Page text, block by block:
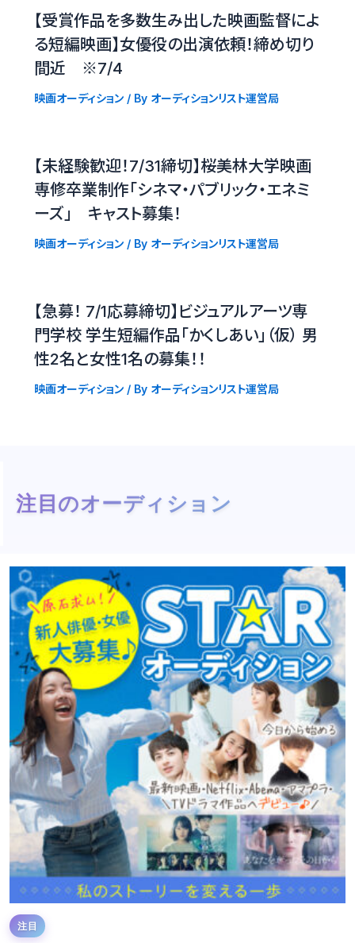
【受賞作品を多数生み出した映画監督によ
る短編映画】女優役の出演依頼！締め切り
間近 ※7/4
映画オーディション/ By オーディションリスト運営局
【未経験歓迎！7/31締切】桜美林大学映画
専修卒業制作「シネマ・パブリック・エネミ
ーズ」 キャスト募集！
映画オーディション/ By オーディションリスト運営局
【急募！ 7/1応募締切】ビジュアルアーツ専
門学校 学生短編作品「かくしあい」（仮） 男
性2名と女性1名の募集！！
映画オーディション/ By オーディションリスト運営局
注目のオーディション
注目